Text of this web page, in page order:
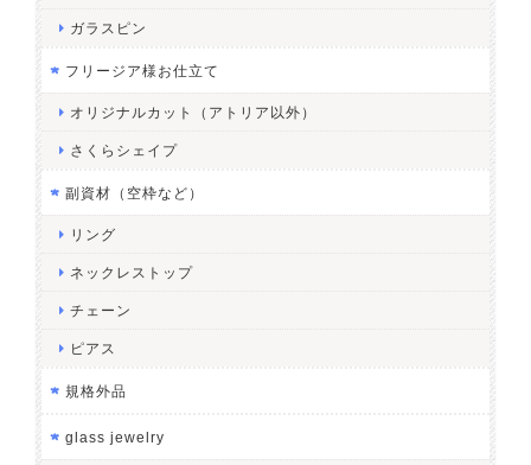
ガラスピン
フリージア様お仕立て
オリジナルカット（アトリア以外）
さくらシェイプ
副資材（空枠など）
リング
ネックレストップ
チェーン
ピアス
規格外品
glass jewelry